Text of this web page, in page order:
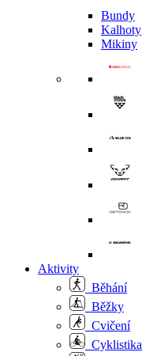
Bundy
Kalhoty
Mikiny
Aktivity
Běhání
Běžky
Cvičení
Cyklistika